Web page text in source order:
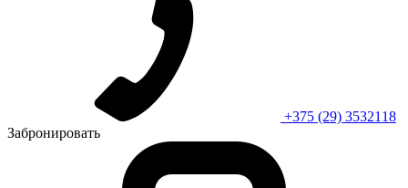
+375 (29) 3532118
Забронировать